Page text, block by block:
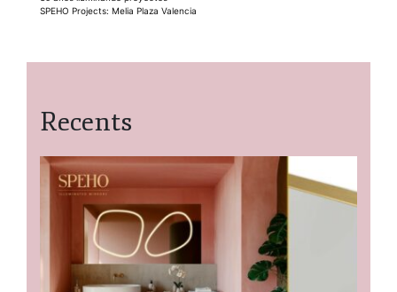
SPEHO Projects: Melia Plaza Valencia
Recents